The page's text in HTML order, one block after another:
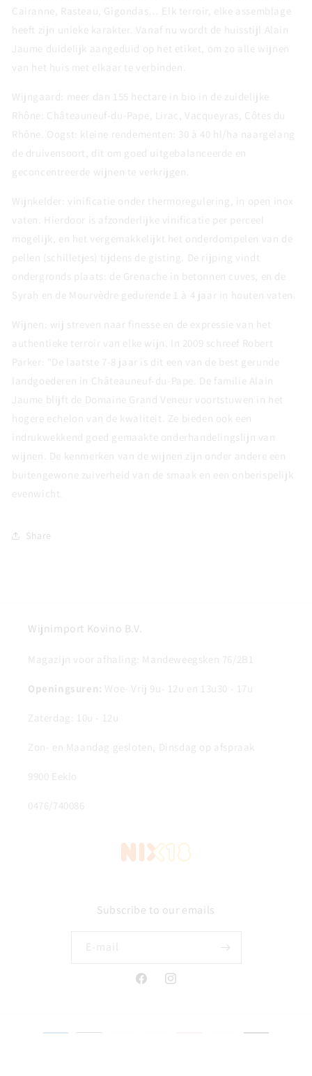
Cairanne, Rasteau, Gigondas… Elk terroir, elke assemblage
heeft zijn unieke karakter. Vanaf nu wordt de huisstijl Alain
Jaume duidelijk aangeduid op het etiket, om zo alle wijnen
van het huis met elkaar te verbinden.
Wijngaard: meer dan 155 hectare in bio in de zuidelijke
Rhône: Châteauneuf-du-Pape, Lirac, Vacqueyras, Côtes du
Rhône. Oogst: kleine rendementen: 30 à 40 hl/ha naargelang
de druivensoort, dit om goed uitgebalanceerde en
geconcentreerde wijnen te verkrijgen.
Wijnkelder: vinificatie onder thermoregulering, in open inox
vaten. Hierdoor is afzonderlijke vinificatie per perceel
mogelijk, en het vergemakkelijkt het onderdompelen van de
pellen (schilletjes) tijdens de gisting. De rijping vindt
ondergronds plaats: de Grenache in betonnen cuves, en de
Syrah en de Mourvèdre gedurende 1 à 4 jaar in houten vaten.
Wijnen: wij streven naar finesse en de expressie van het
authentieke terroir van elke wijn. In 2009 schreef Robert
Parker: "De laatste 7-8 jaar is dit een van de best gerunde
landgoederen in Châteauneuf-du-Pape. De familie Alain
Jaume blijft de Domaine Grand Veneur voortstuwen in het
hogere echelon van de kwaliteit. Ze bieden ook een
indrukwekkend goed gemaakte onderhandelingslijn van
wijnen. De kenmerken van de wijnen zijn onder andere een
buitengewone zuiverheid van de smaak en een onberispelijk
evenwicht.
Share
Wijnimport Kovino B.V.
Magazijn voor afhaling: Mandeweegsken 76/2B1
Openingsuren: Woe- Vrij 9u- 12u en 13u30 - 17u
Zaterdag: 10u - 12u
Zon- en Maandag gesloten, Dinsdag op afspraak
9900 Eeklo
0476/740086
Subscribe to our emails
E‑mail
FacebookInstagram
Betaalmethoden